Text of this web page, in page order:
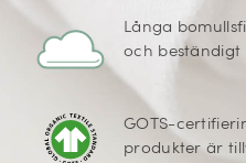
Långa
och beständigt
GOTS-
produkter är